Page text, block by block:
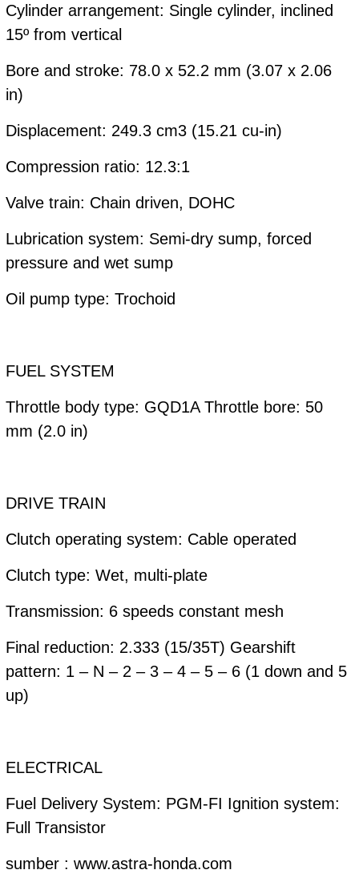
Cylinder arrangement: Single cylinder, inclined
15º from vertical
Bore and stroke: 78.0 x 52.2 mm (3.07 x 2.06
in)
Displacement: 249.3 cm3 (15.21 cu-in)
Compression ratio: 12.3:1
Valve train: Chain driven, DOHC
Lubrication system: Semi-dry sump, forced
pressure and wet sump
Oil pump type: Trochoid
FUEL SYSTEM
Throttle body type: GQD1A Throttle bore: 50
mm (2.0 in)
DRIVE TRAIN
Clutch operating system: Cable operated
Clutch type: Wet, multi-plate
Transmission: 6 speeds constant mesh
Final reduction: 2.333 (15/35T) Gearshift
pattern: 1 – N – 2 – 3 – 4 – 5 – 6 (1 down and 5
up)
ELECTRICAL
Fuel Delivery System: PGM-FI Ignition system:
Full Transistor
sumber : www.astra-honda.com